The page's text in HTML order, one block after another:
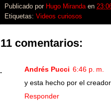
Publicado por Hugo Miranda en
Etiquetas: Videos curiosos
11 comentarios:
Andrés Pucci 6:46 p. m.
y esta hecho por el
Responder